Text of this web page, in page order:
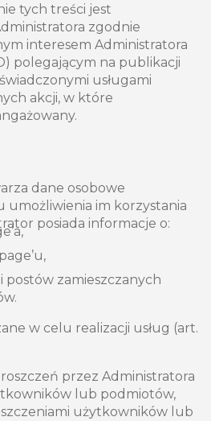
tych treści jest
zgodnie
interesem Administratora
polegającym na publikacji
usługami
akcji, w które
dane osobowe
im korzystania
posiada informacje o:
zamieszczanych
w celu realizacji usług (art.
przez Administratora
lub podmiotów,
użytkowników lub